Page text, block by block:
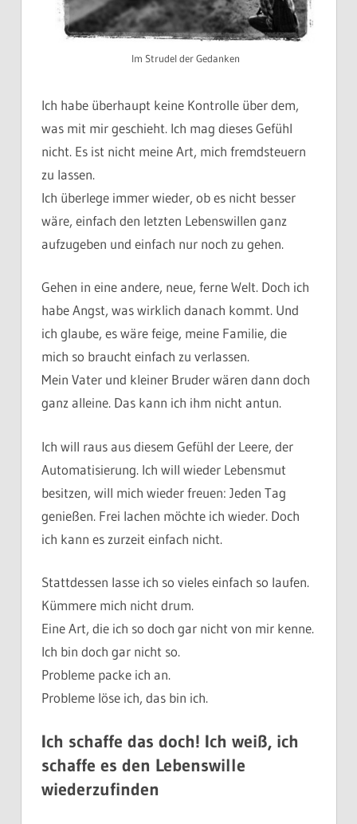
Im Strudel der Gedanken
Ich habe überhaupt keine Kontrolle über dem,
was mit mir geschieht. Ich mag dieses Gefühl
nicht. Es ist nicht meine Art, mich fremdsteuern
zu lassen.
Ich überlege immer wieder, ob es nicht besser
wäre, einfach den letzten Lebenswillen ganz
aufzugeben und einfach nur noch zu gehen.
Gehen in eine andere, neue, ferne Welt. Doch ich
habe Angst, was wirklich danach kommt. Und
ich glaube, es wäre feige, meine Familie, die
mich so braucht einfach zu verlassen.
Mein Vater und kleiner Bruder wären dann doch
ganz alleine. Das kann ich ihm nicht antun.
Ich will raus aus diesem Gefühl der Leere, der
Automatisierung. Ich will wieder Lebensmut
besitzen, will mich wieder freuen: Jeden Tag
genießen. Frei lachen möchte ich wieder. Doch
ich kann es zurzeit einfach nicht.
Stattdessen lasse ich so vieles einfach so laufen.
Kümmere mich nicht drum.
Eine Art, die ich so doch gar nicht von mir kenne.
Ich bin doch gar nicht so.
Probleme packe ich an.
Probleme löse ich, das bin ich.
Ich schaffe das doch! Ich weiß, ich
schaffe es den Lebenswille
wiederzufinden